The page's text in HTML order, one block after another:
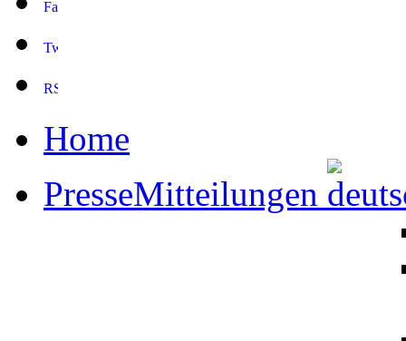
Home
PresseMitteilungen